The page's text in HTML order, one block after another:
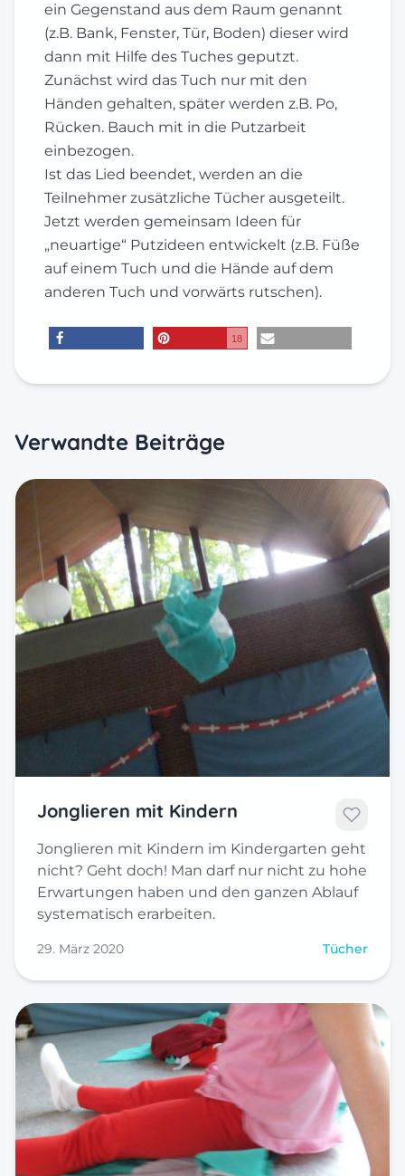
ein Gegenstand aus dem Raum genannt
(z.B. Bank, Fenster, Tür, Boden) dieser wird
dann mit Hilfe des Tuches geputzt.
Zunächst wird das Tuch nur mit den
Händen gehalten, später werden z.B. Po,
Rücken. Bauch mit in die Putzarbeit
einbezogen.
Ist das Lied beendet, werden an die
Teilnehmer zusätzliche Tücher ausgeteilt.
Jetzt werden gemeinsam Ideen für
„neuartige“ Putzideen entwickelt (z.B. Füße
auf einem Tuch und die Hände auf dem
anderen Tuch und vorwärts rutschen).
18
Verwandte Beiträge
Jonglieren mit Kindern
Jonglieren mit Kindern im Kindergarten geht
nicht? Geht doch! Man darf nur nicht zu hohe
Erwartungen haben und den ganzen Ablauf
systematisch erarbeiten.
29. März 2020 Tücher